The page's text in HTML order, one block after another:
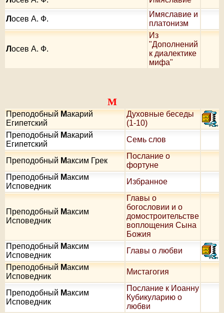
Лосев А. Ф.
Имяславие и
платонизм
Лосев А. Ф.
Из
"Дополнений
к диалектике
мифа"
М
ПреподобныйМакарий
Египетский
Духовные беседы
(1-10)
Преподобный Макарий
Египетский
Семь слов
Преподобный Максим Грек
Послание о
фортуне
Преподобный Максим
Исповедник
Избранное
Преподобный Максим
Исповедник
Главы о
богословии и о
домостроительстве
воплощения Сына
Божия
Преподобный Максим
Исповедник
Главы о любви
ПреподобныйМаксим
Исповедник
Мистагогия
Преподобный Максим
Исповедник
Послание к Иоанну
Кубикуларию о
любви